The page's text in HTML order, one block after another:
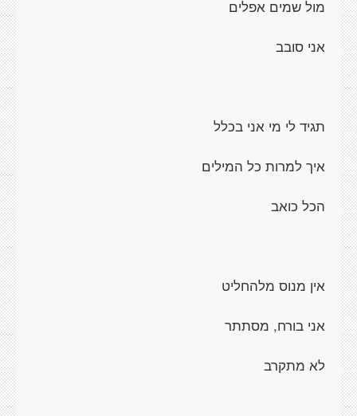
מול שמים אפלים
אני סובב
תגיד לי מי אני בכלל
איך למרות כל המילים
הכל כואב
אין מנוס מלהחליט
אני בורח, מסתתר
לא מתקרב